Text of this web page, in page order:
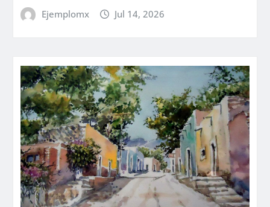
Ejemplomx Jul 14, 2026